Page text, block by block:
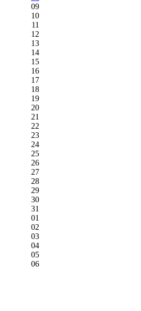
09
10
11
12
13
14
15
16
17
18
19
20
21
22
23
24
25
26
27
28
29
30
31
01
02
03
04
05
06